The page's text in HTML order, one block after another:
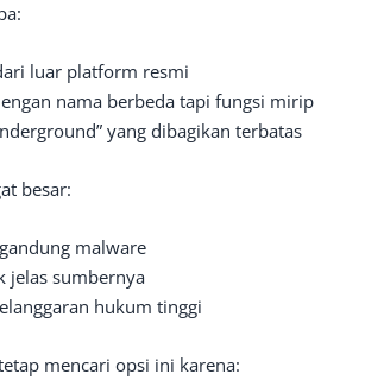
luar platform resmi
nama berbeda tapi fungsi mirip
yang dibagikan terbatas
besar:
malware
jelas sumbernya
hukum tinggi
mencari opsi ini karena: